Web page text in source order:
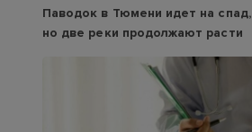
Паводок в Тюмени идет на спад,
но две реки продолжают расти